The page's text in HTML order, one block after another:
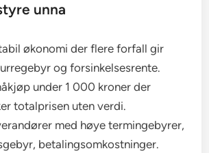
unna
økonomi der flere forfall gir
og forsinkelsesrente.
under 1 000 kroner der
totalprisen uten verdi.
med høye termingebyrer,
betalingsomkostninger.